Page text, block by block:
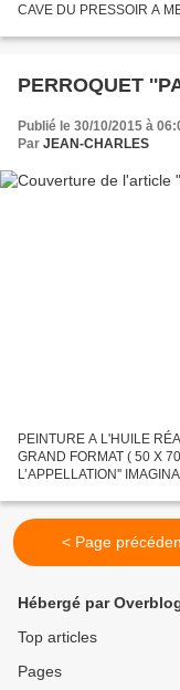
CAVE DU PRESSOIR A
PERROQUET
Publié le 30/10/2015 à
Par JEAN-CHARLES
PEINTURE A L'HUILE
GRAND FORMAT ( 50 X
L’APPELLATION''
< Page
Hébergé par
Top articles
Pages